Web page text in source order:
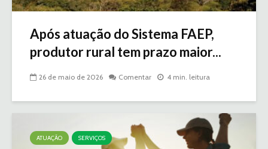
Após atuação do Sistema FAEP,
produtor rural tem prazo maior...
26 de maio de 2026 Comentar 4 min. leitura
ATUAÇÃO SERVIÇOS